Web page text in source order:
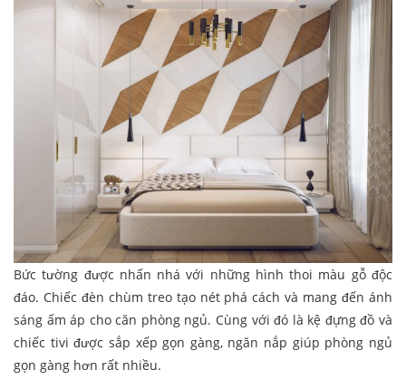
Bức tường được nhấn nhá với những hình thoi màu gỗ độc
đáo. Chiếc đèn chùm treo tạo nét phá cách và mang đến ánh
sáng ấm áp cho căn phòng ngủ. Cùng với đó là kệ đựng đồ và
chiếc tivi được sắp xếp gọn gàng, ngăn nắp giúp phòng ngủ
gọn gàng hơn rất nhiều.